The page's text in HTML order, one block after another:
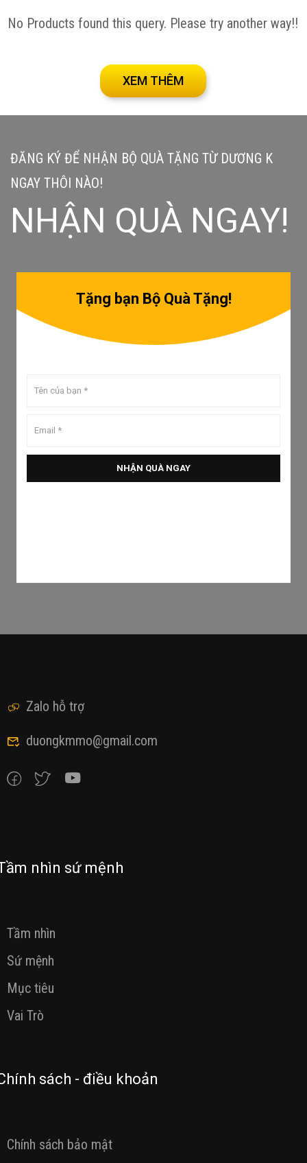
No Products found this query. Please try another way!!
XEM THÊM
ĐĂNG KÝ ĐỂ NHẬN BỘ QUÀ TẶNG TỪ DƯƠNG K
NGAY THÔI NÀO!
NHẬN QUÀ NGAY!
Tặng bạn Bộ Quà Tặng!
Zalo hỗ trợ
duongkmmo@gmail.com
nhìn sứ mệnh
Tầm nhìn
Sứ mệnh
Mục tiêu
Vai Trò
sách - điều khoản
Chính sách bảo mật